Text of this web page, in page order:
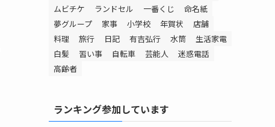
ムビチケ
ランドセル 一番くじ
命名紙
夢グループ
家事 小学校 年賀状
店舗
料理
旅行 日記 有吉弘行 水筒
生活家電
白髪
習い事 自転車 芸能人
迷惑電話
高齢者
ランキング参加しています